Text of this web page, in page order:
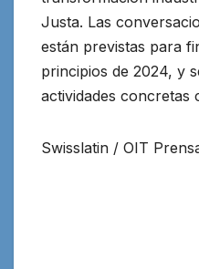
Justa. Las
están previstas para
principios de 2024, y
actividades concretas
Swisslatin / OIT